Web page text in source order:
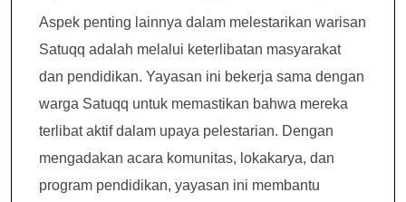
Aspek penting lainnya dalam melestarikan warisan
Satuqq adalah melalui keterlibatan masyarakat
dan pendidikan. Yayasan ini bekerja sama dengan
warga Satuqq untuk memastikan bahwa mereka
terlibat aktif dalam upaya pelestarian. Dengan
mengadakan acara komunitas, lokakarya, dan
program pendidikan, yayasan ini membantu